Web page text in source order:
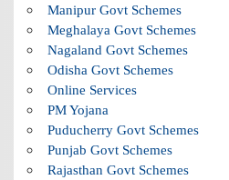
Manipur Govt Schemes
Meghalaya Govt Schemes
Nagaland Govt Schemes
Odisha Govt Schemes
Online Services
PM Yojana
Puducherry Govt Schemes
Punjab Govt Schemes
Rajasthan Govt Schemes